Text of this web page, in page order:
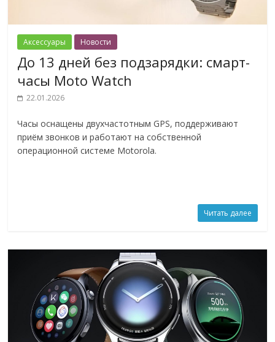
Аксессуары Новости
До 13 дней без подзарядки: смарт-
часы Moto Watch
22.01.2026
Часы оснащены двухчастотным GPS, поддерживают
приём звонков и работают на собственной
операционной системе Motorola.
Читать далее